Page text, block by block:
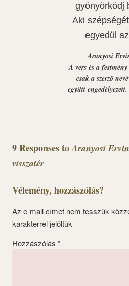
gyönyörködj
Aki
egyedül
Aranyosi
A vers és a
csak a szerző
együtt
9 Responses toAranyosi
visszatér
Vélemény, hozzászólás?
Az e-mail címet nem tesszük
karakterrel jelöltük
Hozzászólás *